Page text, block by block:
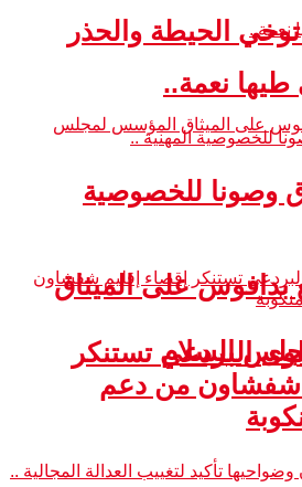
الحيطة والحذر
بدافوس على الميثاق
السلام
نعمة..
وصونا للخصوصية
البردعي تستنكر
شفشاون من دعم